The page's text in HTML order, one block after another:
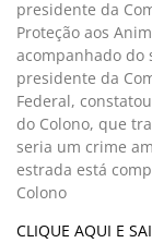
presidente da
Proteção aos
acompanhado do
presidente da
Federal,
do Colono, que
seria um crime
estrada está
Colono
CLIQUE AQUI E